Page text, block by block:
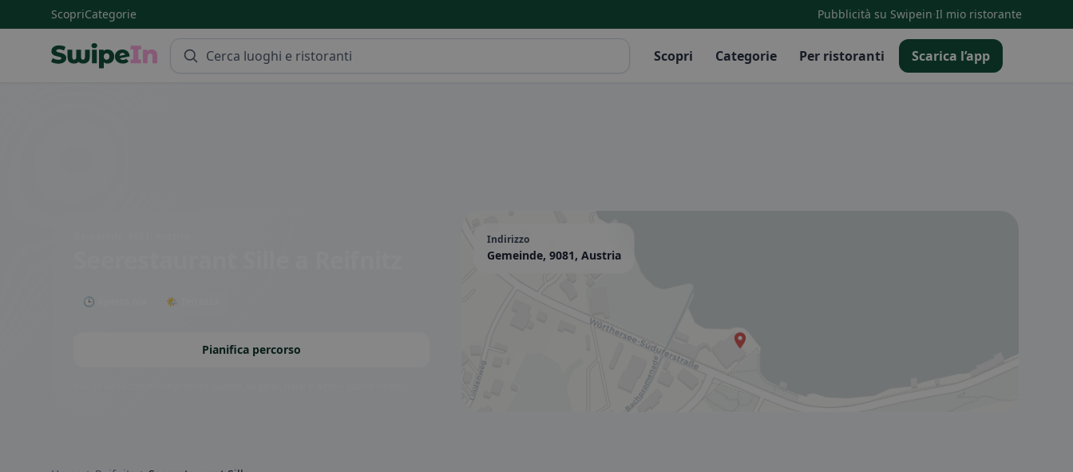
ScopriCategorie Pubblicità su Swipein·Il mio ristorante
Scopri Categorie Per ristoranti Scarica l’app
🕒 Aperto ora 🌤 Terrazza
Pianifica percorso
Indirizzo
Gemeinde, 9081, Austria